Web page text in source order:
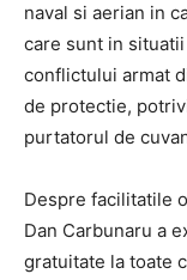
naval si aerian in
care sunt in
conflictului armat
de protectie,
purtatorul de
Despre facilitatile
Dan Carbunaru a
gratuitate la toate